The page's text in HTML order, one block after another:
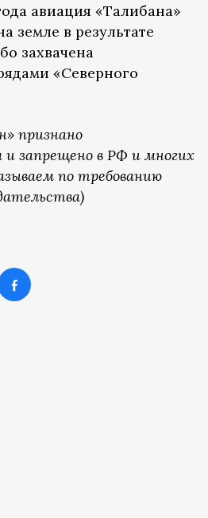
авиация «Талибана»
земле в результате
захвачена
«Северного
признано
запрещено в РФ и многих
по требованию